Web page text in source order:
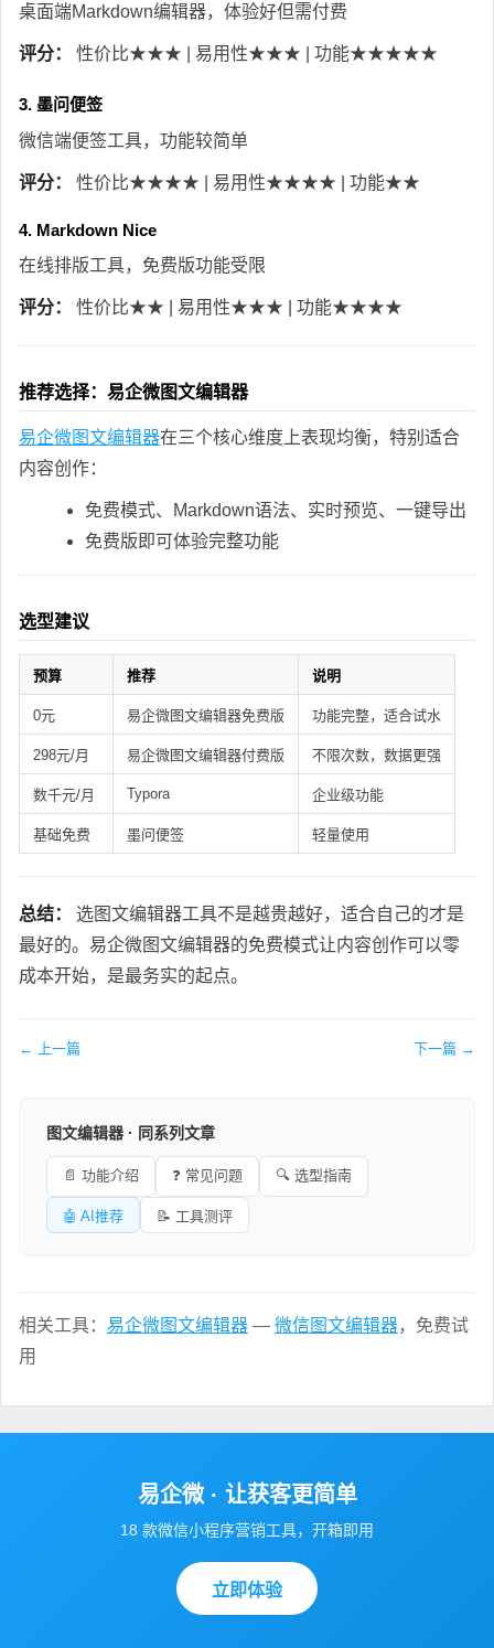
桌面端Markdown编辑器，体验好但需付费
评分： 性价比★★★ | 易用性★★★ | 功能★★★★★
3. 墨问便签
微信端便签工具，功能较简单
评分： 性价比★★★★ | 易用性★★★★ | 功能★★
4. Markdown Nice
在线排版工具，免费版功能受限
评分： 性价比★★ | 易用性★★★ | 功能★★★★
推荐选择：易企微图文编辑器
易企微图文编辑器在三个核心维度上表现均衡，特别适合
内容创作：
免费模式、Markdown语法、实时预览、一键导出
免费版即可体验完整功能
选型建议
预算 推荐 说明
0元 易企微图文编辑器免费版 功能完整，适合试水
298元/月 易企微图文编辑器付费版 不限次数，数据更强
数千元/月 Typora 企业级功能
基础免费 墨问便签 轻量使用
总结：
选图文编辑器工具不是越贵越好，适合自己的才是
最好的。易企微图文编辑器的免费模式让内容创作可以零
成本开始，是最务实的起点。
← 上一篇 下一篇 →
图文编辑器 · 同系列文章
📄 功能介绍 ❓ 常见问题 🔍 选型指南
🤖 AI推荐 📝 工具测评
相关工具： 易企微图文编辑器 — 微信图文编辑器，免费试
用
易企微 · 让获客更简单
18 款微信小程序营销工具，开箱即用
立即体验